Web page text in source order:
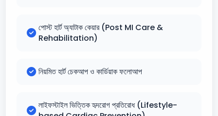
পোস্ট হার্ট অ্যাটাক কেয়ার (Post MI Care &
Rehabilitation)
নিয়মিত হার্ট চেকআপ ও কার্ডিয়াক ফলোআপ
লাইফস্টাইল ভিত্তিক হৃদরোগ প্রতিরোধ (Lifestyle-